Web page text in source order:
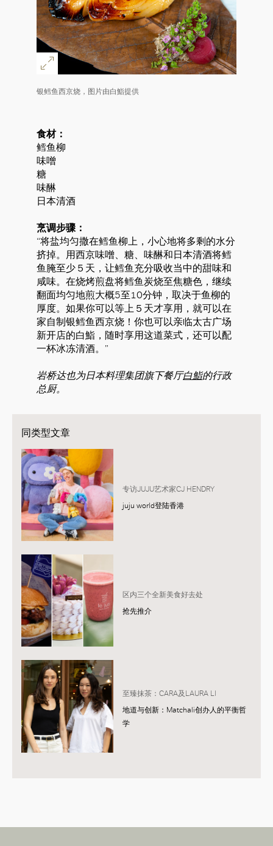
银鳕鱼西京烧，图片由白鮨提供
食材：
鳕鱼柳
味噌
糖
味醂
日本清酒
烹调步骤：
“将盐均匀撒在鳕鱼柳上，小心地将多剩的水分
挤掉。用西京味噌、糖、味醂和日本清酒将鳕
鱼腌至少５天，让鳕鱼充分吸收当中的甜味和
咸味。在烧烤煎盘将鳕鱼炭烧至焦糖色，继续
翻面均匀地煎大概5至10分钟，取决于鱼柳的
厚度。如果你可以等上５天才享用，就可以在
家自制银鳕鱼西京烧！你也可以亲临太古广场
新开店的白鮨，随时享用这道菜式，还可以配
一杯冰冻清酒。”
岩桥达也为日本料理集团旗下餐厅白鮨的行政
总厨。
同类型文章
专访JUJU艺术家CJ HENDRY
juju world登陆香港
区内三个全新美食好去处
抢先推介
至臻抹茶：CARA及LAURA LI
地道与创新：Matchali创办人的平衡哲
学